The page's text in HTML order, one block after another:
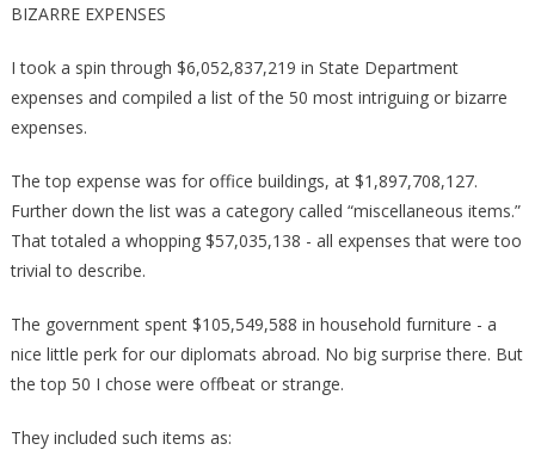
BIZARRE EXPENSES
I took a spin through $6,052,837,219 in State Department
expenses and compiled a list of the 50 most intriguing or bizarre
expenses.
The top expense was for office buildings, at $1,897,708,127.
Further down the list was a category called “miscellaneous items.”
That totaled a whopping $57,035,138 -­ all expenses that were too
trivial to describe.
The government spent $105,549,588 in household furniture -­ a
nice little perk for our diplomats abroad. No big surprise there. But
the top 50 I chose were offbeat or strange.
They included such items as: